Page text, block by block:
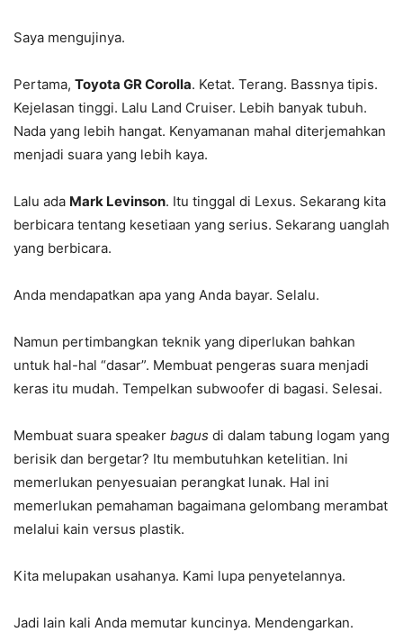
Saya mengujinya.
Pertama, Toyota GR Corolla. Ketat. Terang. Bassnya tipis.
Kejelasan tinggi. Lalu Land Cruiser. Lebih banyak tubuh.
Nada yang lebih hangat. Kenyamanan mahal diterjemahkan
menjadi suara yang lebih kaya.
Lalu ada Mark Levinson. Itu tinggal di Lexus. Sekarang kita
berbicara tentang kesetiaan yang serius. Sekarang uanglah
yang berbicara.
Anda mendapatkan apa yang Anda bayar. Selalu.
Namun pertimbangkan teknik yang diperlukan bahkan
untuk hal-hal “dasar”. Membuat pengeras suara menjadi
keras itu mudah. Tempelkan subwoofer di bagasi. Selesai.
Membuat suara speaker bagus di dalam tabung logam yang
berisik dan bergetar? Itu membutuhkan ketelitian. Ini
memerlukan penyesuaian perangkat lunak. Hal ini
memerlukan pemahaman bagaimana gelombang merambat
melalui kain versus plastik.
Kita melupakan usahanya. Kami lupa penyetelannya.
Jadi lain kali Anda memutar kuncinya. Mendengarkan.